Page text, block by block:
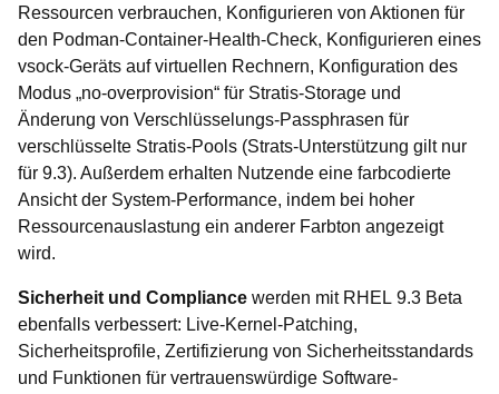
Ressourcen verbrauchen, Konfigurieren von Aktionen für
den Podman-Container-Health-Check, Konfigurieren eines
vsock-Geräts auf virtuellen Rechnern, Konfiguration des
Modus „no-overprovision“ für Stratis-Storage und
Änderung von Verschlüsselungs-Passphrasen für
verschlüsselte Stratis-Pools (Strats-Unterstützung gilt nur
für 9.3). Außerdem erhalten Nutzende eine farbcodierte
Ansicht der System-Performance, indem bei hoher
Ressourcenauslastung ein anderer Farbton angezeigt
wird.
Sicherheit und Compliance werden mit RHEL 9.3 Beta
ebenfalls verbessert: Live-Kernel-Patching,
Sicherheitsprofile, Zertifizierung von Sicherheitsstandards
und Funktionen für vertrauenswürdige Software-